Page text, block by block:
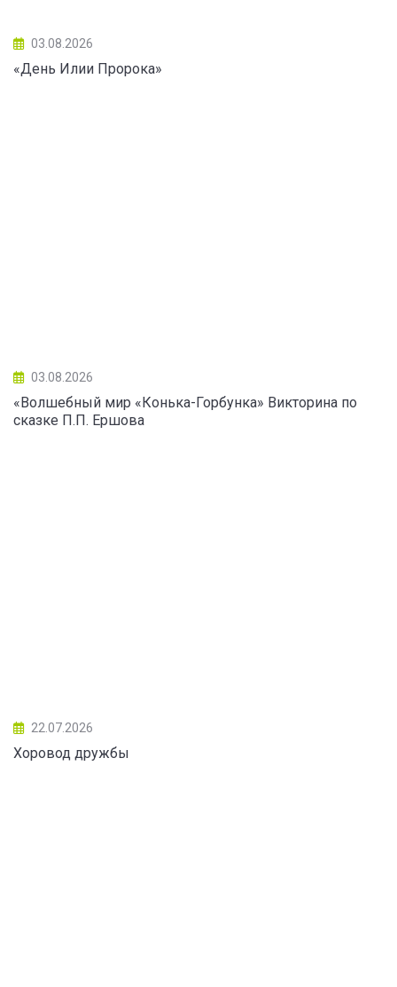
03.08.2026
«День Илии Пророка»
03.08.2026
«Волшебный мир «Конька-Горбунка» Викторина по
сказке П.П. Ершова
22.07.2026
Хоровод дружбы